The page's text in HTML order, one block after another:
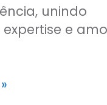
unindo
e